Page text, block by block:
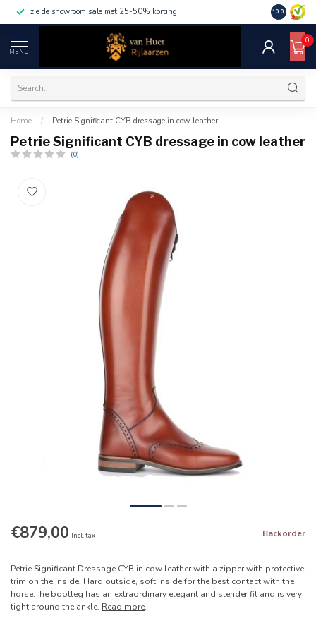
zie de showroom sale met 25-50% korting 10.0
MENU
0
Home / Petrie Significant CYB dressage in cow leather
Petrie Significant CYB dressage in cow leather
(0)
€879,00 Incl. tax Backorder
Petrie Significant Dressage CYB in cow leather with a zipper with protective
trim on the inside. Hard outside, soft inside for the best contact with the
horse.The bootleg has an extraordinary elegant and slender fit and is very
tight around the ankle. Read more.